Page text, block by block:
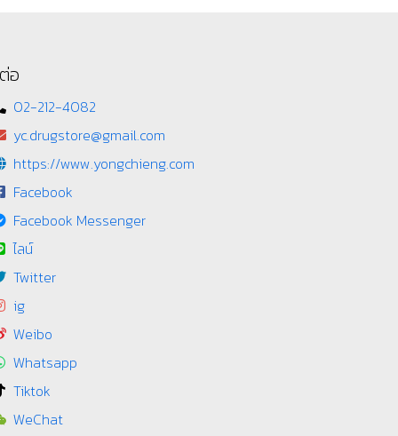
อ
02-212-4082
yc.drugstore@gmail.com
https://www.yongchieng.com
Facebook
Facebook Messenger
ไลน์
Twitter
ig
Weibo
Whatsapp
Tiktok
WeChat